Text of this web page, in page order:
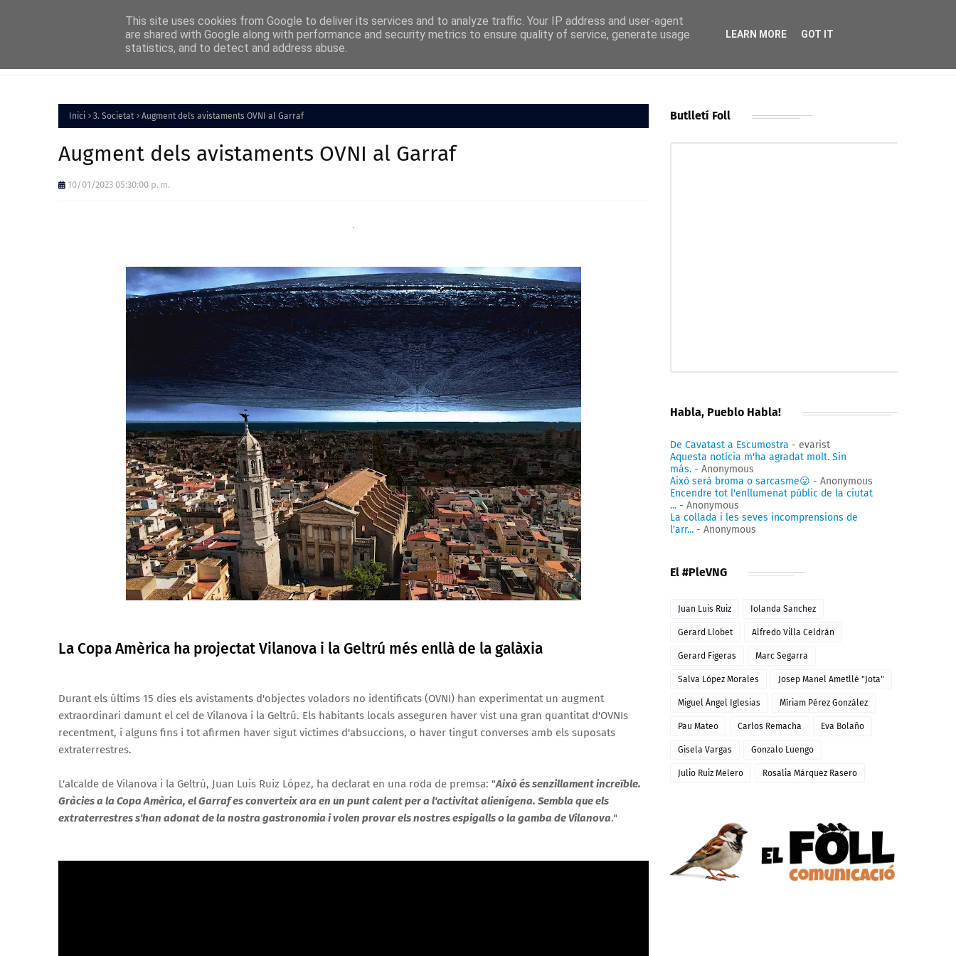
Inici Política
Inici 3. Societat Augment dels avistaments OVNI al Garraf
Augment dels avistaments OVNI al Garraf
10/01/2023 05:30:00 p. m.
La Copa Amèrica ha projectat Vilanova i la Geltrú més enllà de la galàxia
Durant els últims 15 dies els avistaments d'objectes voladors no identificats (OVNI) han experimentat un augment
extraordinari damunt el cel de Vilanova i la Geltrú. Els habitants locals asseguren haver vist una gran quantitat d'OVNIs
recentment, i alguns fins i tot afirmen haver sigut víctimes d'absuccions, o haver tingut converses amb els suposats
extraterrestres.
L'alcalde de Vilanova i la Geltrú, Juan Luis Ruiz López, ha declarat en una roda de premsa: "Això és senzillament increïble.
Gràcies a la Copa Amèrica, el Garraf es converteix ara en un punt calent per a l'activitat alienígena. Sembla que els
extraterrestres s'han adonat de la nostra gastronomia i volen provar els nostres espigalls o la gamba de Vilanova."
Butlletí Foll
Habla, Pueblo Habla!
De Cavatast a Escumostra - evarist
Aquesta notícia m'ha agradat molt. Sin
más. - Anonymous
Això serà broma o sarcasme😛 - Anonymous
Encendre tot l'enllumenat públic de la ciutat
... - Anonymous
La collada i les seves incomprensions de
l'arr... - Anonymous
El #PleVNG
Juan Luis Ruiz Iolanda Sanchez
Gerard Llobet Alfredo Villa Celdrán
Gerard Figeras Marc Segarra
Salva López Morales Josep Manel Ametllé "Jota"
Miguel Ángel Iglesias Míriam Pérez González
Pau Mateo Carlos Remacha Eva Bolaño
Gisela Vargas Gonzalo Luengo
Julio Ruiz Melero Rosalia Márquez Rasero
This site uses cookies from Google to deliver its services and to analyze traffic. Your IP address and user-agent
are shared with Google along with performance and security metrics to ensure quality of service, generate usage
statistics, and to detect and address abuse.
LEARN MORE GOT IT